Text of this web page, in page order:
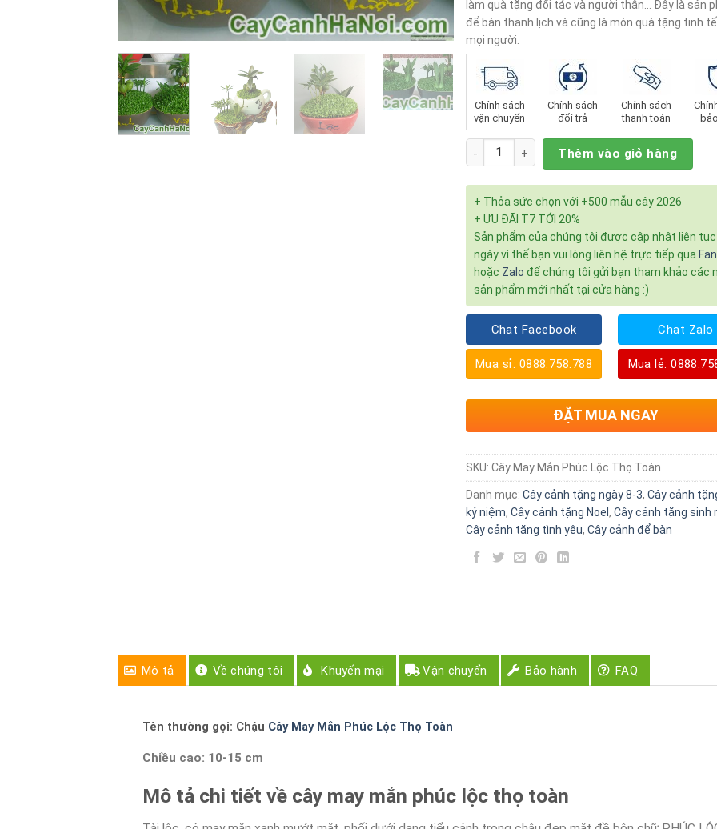
làm quà tặng đối tác và người thân… Đây là sản
để bàn thanh lịch và cũng là món quà tặng tinh
mọi người.
Chính sách
vận chuyển
Chính sách
đổi trả
Chính sách
thanh toán
Số lượng Thêm vào giỏ hàng
+ Thỏa sức chọn với +500 mẫu cây 2026
+ ƯU ĐÃI T7 TỚI 20%
Sản phẩm của chúng tôi được cập nhật liên
ngày vì thế bạn vui lòng liên hệ trực tiếp qua
hoặc Zalo để chúng tôi gửi bạn tham khảo các
sản phẩm mới nhất tại cửa hàng :)
Chat Facebook
Mua sỉ: 0888.758.788
Chat Zalo
Mua lẻ:
ĐẶT MUA NGAY
SKU: Cây May Mắn Phúc Lộc Thọ Toàn
Danh mục: Cây cảnh tặng ngày 8-3, Cây cảnh
kỷ niệm, Cây cảnh tặng Noel , Cây cảnh tặng sinh
Cây cảnh tặng tình yêu, Cây cảnh để bàn
Mô tả Về chúng tôi Khuyến mại Vận chuyển Bảo hành FAQ
Tên thường gọi: Chậu Cây May Mắn Phúc Lộc Thọ Toàn
Chiều cao: 10-15 cm
Mô tả chi tiết về cây may mắn phúc lộc thọ toàn